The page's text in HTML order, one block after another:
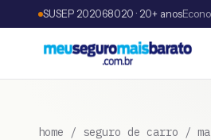
SUSEP 202068020 · 20+ anos
home / seguro de carro /